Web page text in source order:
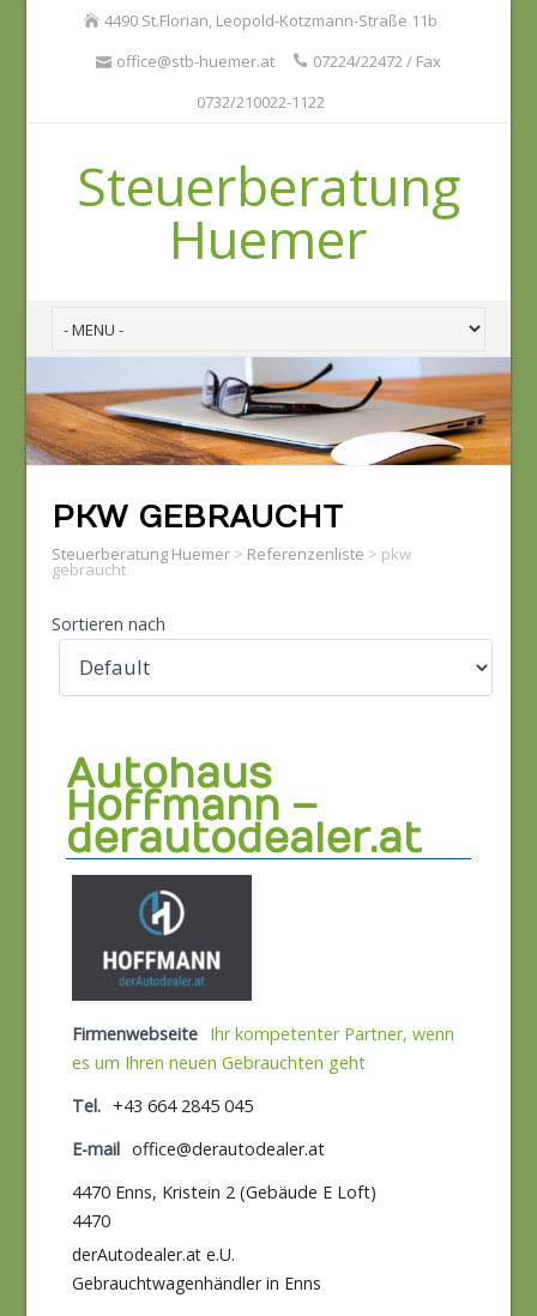
4490 St.Florian, Leopold-Kotzmann-Straße 11b
office@stb-huemer.at
07224/22472 / Fax
0732/210022-1122
Steuerberatung
Huemer
PKW GEBRAUCHT
Steuerberatung Huemer> Referenzenliste > pkw
gebraucht
Sortieren nach
Autohaus
Hoffmann –
derautodealer.at
Firmenwebseite
Ihr kompetenter Partner, wenn
es um Ihren neuen Gebrauchten geht
Tel.
+43 664 2845 045
E-mail office@derautodealer.at
4470 Enns, Kristein 2 (Gebäude E Loft)
4470
derAutodealer.at e.U.
Gebrauchtwagenhändler in Enns